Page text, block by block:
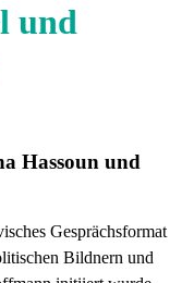
und
Hassoun und
Gesprächsformat
Bildnern und